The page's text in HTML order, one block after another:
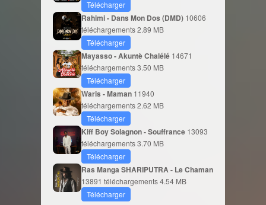
Télécharger
Rahimi - Dans Mon Dos (DMD) 10606
téléchargements2.89 MB
Télécharger
Mayasso - Akuntè Chalélé 14671
téléchargements3.50 MB
Télécharger
Waris - Maman 11940
téléchargements2.62 MB
Télécharger
Kiff Boy Solagnon - Souffrance 13093
téléchargements3.70 MB
Télécharger
Ras Manga SHARIPUTRA - Le Chaman
13891 téléchargements4.54 MB
Télécharger